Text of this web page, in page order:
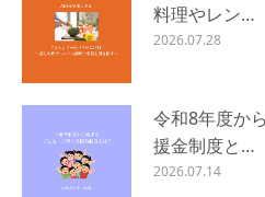
料理やレン…
2026.07.28
令和8年度か
援金制度と…
2026.07.14